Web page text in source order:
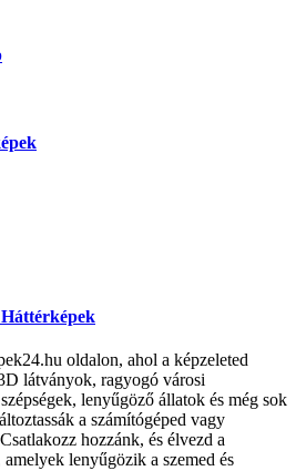
oldalon, ahol a képzeleted
látványok, ragyogó városi
lenyűgöző állatok és még sok
a számítógéped vagy
hozzánk, és élvezd a
lenyűgözik a szemed és